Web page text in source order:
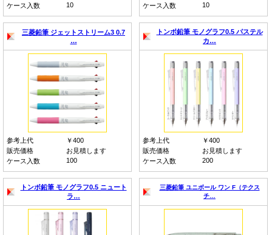
ケース入数
10
ケース入数
10
三菱鉛筆 ジェットストリーム3 0.7
…
参考上代
￥400
販売価格
お見積します
ケース入数
100
トンボ鉛筆 モノグラフ0.5 パステル
カ…
参考上代
￥400
販売価格
お見積します
ケース入数
200
トンボ鉛筆 モノグラフ0.5 ニュート
ラ…
三菱鉛筆 ユニボール ワン F（テクス
チ…